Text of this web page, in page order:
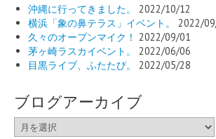
沖縄に行ってきました。
2022/10/12
横浜「象の鼻テラス」イベント。
2022/
久々のオープンマイク！ 2022/09/01
茅ヶ崎ラスカイベント。
2022/06/06
目黒ライブ、ふたたび。
2022/05/28
ブログアーカイブ
ブ